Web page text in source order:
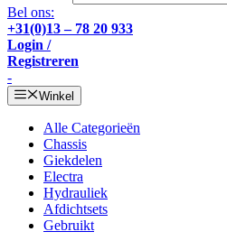
Bel ons:
+31(0)13 – 78 20 933
Login /
Registreren
-
Winkel
Alle Categorieën
Chassis
Giekdelen
Electra
Hydrauliek
Afdichtsets
Gebruikt